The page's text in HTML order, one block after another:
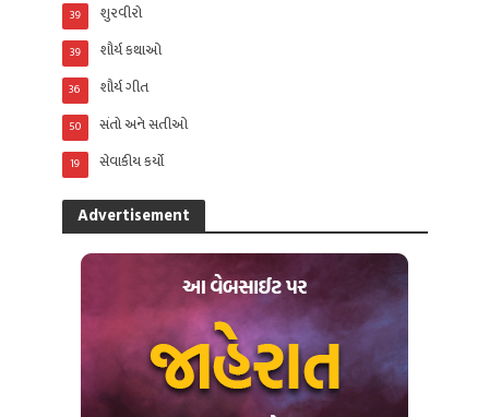
શુરવીરો
39
શૌર્ય કથાઓ
39
શૌર્ય ગીત
36
સંતો અને સતીઓ
50
સેવાકીય કર્યો
19
Advertisement